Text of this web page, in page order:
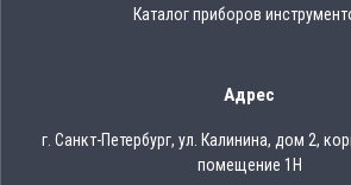
Каталог приборов
Адрес
г. Санкт-Петербург, ул. Калинина, дом 2,
помещение 1Н